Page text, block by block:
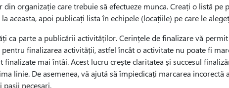
organizație care trebuie să efectueze munca. Creați o listă pe
aceasta, apoi publicați lista în echipele (locațiile) pe care le
ca parte a publicării activităților. Cerințele de finalizare vă permit
finalizarea activității, astfel încât o activitate nu poate fi
mai întâi. Acest lucru crește claritatea și succesul
linie. De asemenea, vă ajută să împiedicați marcarea incorectă a
necesari.